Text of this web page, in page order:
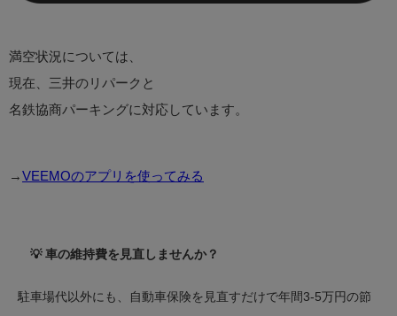
満空状況については、
現在、三井のリパークと
名鉄協商パーキングに対応しています。
→ VEEMOのアプリを使ってみる
💡 車の維持費を見直しませんか？
駐車場代以外にも、自動車保険を見直すだけで年間3-5万円の節